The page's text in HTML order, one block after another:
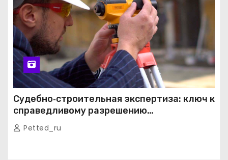
Судебно‑строительная экспертиза: ключ к
справедливому разрешению
строительных споров
Petted_ru